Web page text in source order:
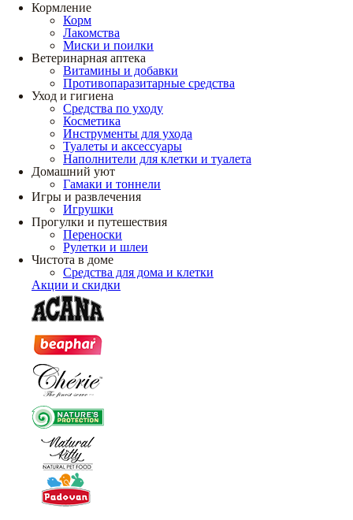
Кормление
Корм
Лакомства
Миски и поилки
Ветеринарная аптека
Витамины и добавки
Противопаразитарные средства
Уход и гигиена
Средства по уходу
Косметика
Инструменты для ухода
Туалеты и аксессуары
Наполнители для клетки и туалета
Домашний уют
Гамаки и тоннели
Игры и развлечения
Игрушки
Прогулки и путешествия
Переноски
Рулетки и шлеи
Чистота в доме
Средства для дома и клетки
Акции и скидки